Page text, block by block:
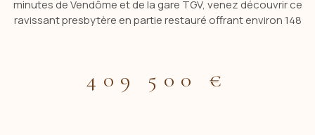
minutes de Vendôme et de la gare TGV, venez découvrir ce
ravissant presbytère en partie restauré offrant environ 148
également de dépendances, d’un ru paysagé, d’une cave
voûtée et d’une agréable terrasse idéale pour profiter des
409 500 €